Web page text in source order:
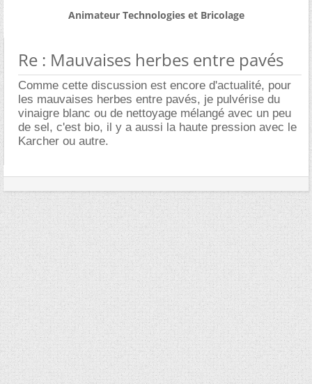
Animateur Technologies et Bricolage
Re : Mauvaises herbes entre pavés
Comme cette discussion est encore d'actualité, pour
les mauvaises herbes entre pavés, je pulvérise du
vinaigre blanc ou de nettoyage mélangé avec un peu
de sel, c'est bio, il y a aussi la haute pression avec le
Karcher ou autre.